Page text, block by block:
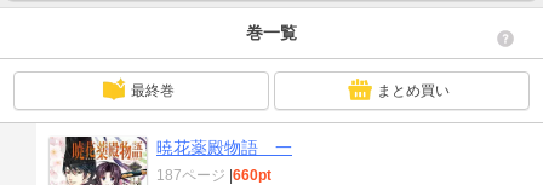
巻一覧
最終巻 まとめ買い
暁花薬殿物語 一
187ページ |660pt